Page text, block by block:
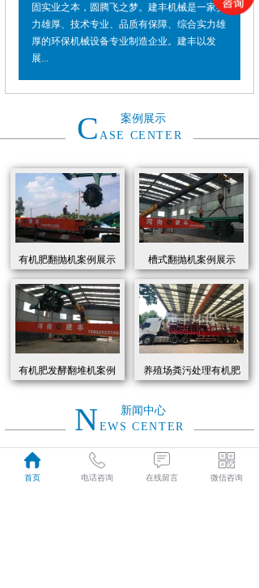
固实业之本，圆腾飞之梦。建丰机械是一家实
力雄厚、技术专业、品质有保障、综合实力雄
厚的环保机械设备专业制造企业。建丰以发
展...
案例展示
C ASE CENTER
有机肥翻抛机案例展示 槽式翻抛机案例展示
有机肥发酵翻堆机案例
展示
养殖场粪污处理有机肥
发酵罐 履带式有机肥翻
新闻中心
N EWS CENTER
2026
首页 电话咨询 在线留言 微信咨询